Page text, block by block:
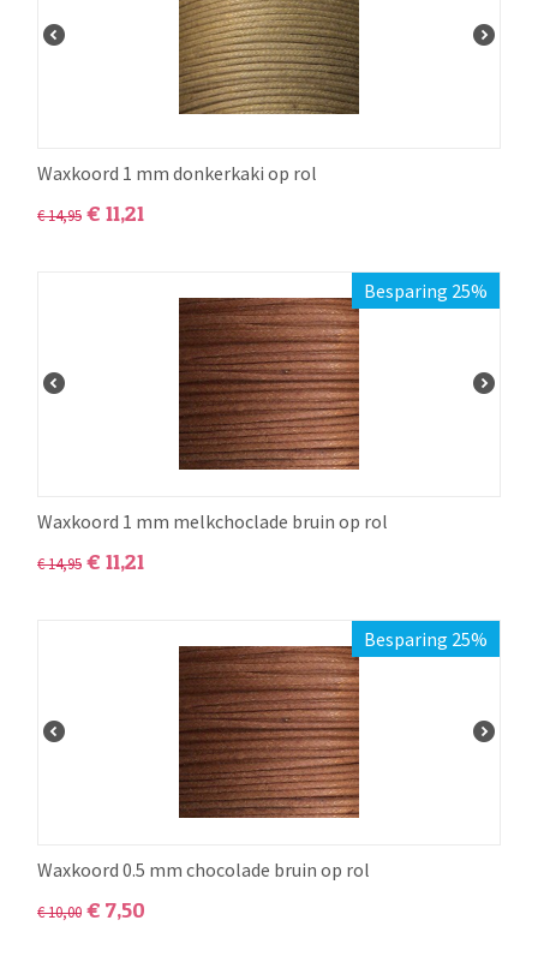
Waxkoord 1 mm donkerkaki op rol
€14,95 € 11,21
Besparing 25%
Waxkoord 1 mm melkchoclade bruin op rol
€14,95 € 11,21
Besparing 25%
Waxkoord 0.5 mm chocolade bruin op rol
€10,00 € 7,50